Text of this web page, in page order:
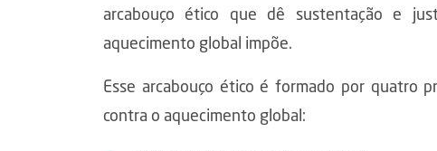
arcabouço ético que dê sustentação e
aquecimento global impõe.
Esse arcabouço ético é formado por quatro
contra o aquecimento global: